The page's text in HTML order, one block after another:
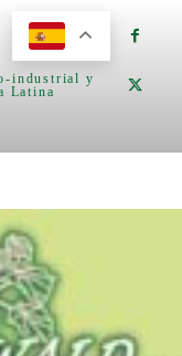
industrial y
Latina